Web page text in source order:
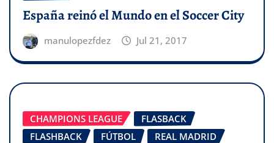
España reinó el Mundo en el Soccer City
manulopezfdez Jul 21, 2017
CHAMPIONS LEAGUE
FLASBACK
FLASHBACK
FÚTBOL REAL MADRID